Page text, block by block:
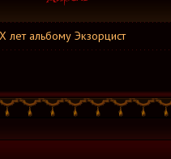
лет альбому Экзорцист